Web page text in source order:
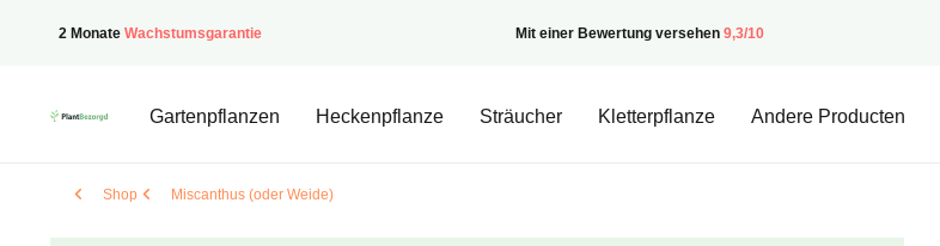
2 Monate Wachstumsgarantie Mit einer Bewertung versehen 9,3/10
PflanzenGeliefert
Gartenpflanzen Heckenpflanze Sträucher Kletterpflanze Andere Producten
Shop Miscanthus (oder Weide)